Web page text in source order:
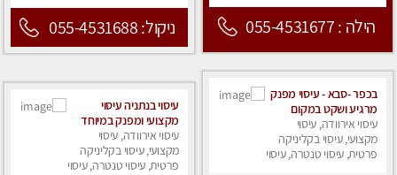
הילה : 055-4531677 ניקול: 055-4531688
בכפר -סבא - עיסוי מפנק
מרגיע ושקט במקום
מדהים עיסוי מושקע
מאוד
עיסוי אירוודה, עיסוי
מקצועי, עיסוי בקליניקה
פרטית, עיסוי טנטרה, עיסוי
עיסוי בנתניה עיסוי
מקצועי ומפנק במיוחד
.....
עיסוי אירוודה, עיסוי
מקצועי, עיסוי בקליניקה
פרטית, עיסוי טנטרה, עיסוי